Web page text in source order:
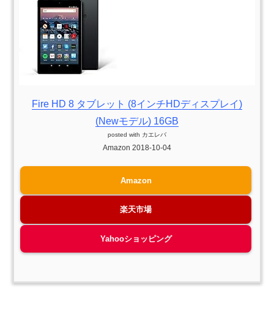
Fire HD 8 タブレット (8インチHDディスプレイ)
(Newモデル) 16GB
posted with カエレバ
Amazon 2018-10-04
Amazon
楽天市場
Yahooショッピング